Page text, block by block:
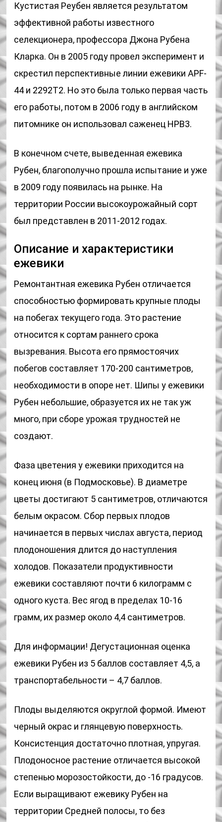
Кустистая Реубен является результатом
эффективной работы известного
селекционера, профессора Джона Рубена
Кларка. Он в 2005 году провел эксперимент и
скрестил перспективные линии ежевики APF-
44 и 2292T2. Но это была только первая часть
его работы, потом в 2006 году в английском
питомнике он использовал саженец HPB3.
В конечном счете, выведенная ежевика
Рубен, благополучно прошла испытание и уже
в 2009 году появилась на рынке. На
территории России высокоурожайный сорт
был представлен в 2011-2012 годах.
Описание и характеристики
ежевики
Ремонтантная ежевика Рубен отличается
способностью формировать крупные плоды
на побегах текущего года. Это растение
относится к сортам раннего срока
вызревания. Высота его прямостоячих
побегов составляет 170-200 сантиметров,
необходимости в опоре нет. Шипы у ежевики
Рубен небольшие, образуется их не так уж
много, при сборе урожая трудностей не
создают.
Фаза цветения у ежевики приходится на
конец июня (в Подмосковье). В диаметре
цветы достигают 5 сантиметров, отличаются
белым окрасом. Сбор первых плодов
начинается в первых числах августа, период
плодоношения длится до наступления
холодов. Показатели продуктивности
ежевики составляют почти 6 килограмм с
одного куста. Вес ягод в пределах 10-16
грамм, их размер около 4,4 сантиметров.
Для информации! Дегустационная оценка
ежевики Рубен из 5 баллов составляет 4,5, а
транспортабельности – 4,7 баллов.
Плоды выделяются округлой формой. Имеют
черный окрас и глянцевую поверхность.
Консистенция достаточно плотная, упругая.
Плодоносное растение отличается высокой
степенью морозостойкости, до -16 градусов.
Если выращивают ежевику Рубен на
территории Средней полосы, то без